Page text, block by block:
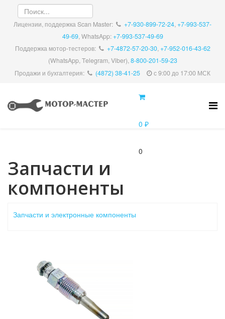
Лицензии, поддержка Scan Master: +7-930-899-72-24,+7-993-537-
49-69, WhatsApp:+7-993-537-49-69
Поддержка мотор-тестеров:
+7-4872-57-20-30,+7-952-016-43-62
(WhatsApp, Telegram, Viber),8-800-201-59-23
Продажи и бухгалтерия:
(4872) 38-41-25 с 9:00 до 17:00 МСК
0 ₽
0
Запчасти и
компоненты
Запчасти и электронные компоненты